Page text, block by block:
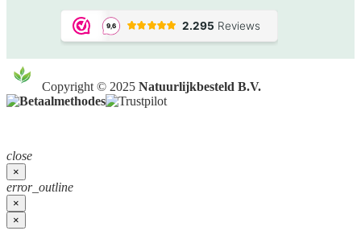
Copyright © 2025 Natuurlijkbesteld B.V.
close
×
error_outline
×
×